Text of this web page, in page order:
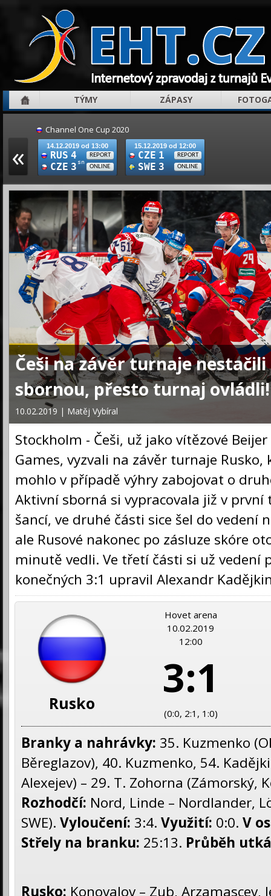
TÝMY ZÁPASY
«
Channel One Cup 2020
14.12.2019 od 13:00
RUS 4 REPORT
CZE 3 sn
ONLINE
15.12.2019 od 12:00
CZE 1 REPORT
SWE 3 ONLINE
Češi na závěr turnaje nestačili
sbornou, přesto turnaj ovládli!
10.02.2019 | Matěj Vybíral
Stockholm - Češi, už jako vítězové Beijer
Games, vyzvali na závěr turnaje Rusko,
mohlo v případě výhry zabojovat o
Aktivní sborná si vypracovala již v první
šancí, ve druhé části sice šel do vedení
ale Rusové nakonec po zásluze skóre
minutě vedli. Ve třetí části si už vedení
konečných 3:1 upravil Alexandr
Rusko
Hovet arena
10.02.2019
12:00
3:1
(0:0, 2:1, 1:0)
Branky a nahrávky: 35. Kuzmenko
Běreglazov), 40. Kuzmenko, 54.
Alexejev) – 29. T. Zohorna (Zámorský,
Rozhodčí: Nord, Linde – Nordlander,
SWE). Vyloučení: 3:4. Využití: 0:0. V
Střely na branku: 25:13. Průběh
Rusko: Konovalov – Zub, Arzamascev,